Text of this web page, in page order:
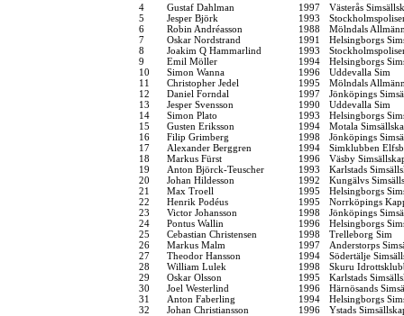
4
Gustaf Dahlman 1997
Västerås
5
Jesper Björk 1993
6
Robin Andréasson 1988
Mölndals
7
Oskar Nordstrand 1991
Helsingborgs
8
Joakim Q Hammarlind 1993
9
Emil Möller 1994
Helsingborgs
10
Simon Wanna 1996
Uddevalla Sim
11
Christopher Jedel 1995
Mölndals
12
Daniel Forndal 1997
Jönköpings
13
Jesper Svensson 1990
Uddevalla Sim
14
Simon Plato 1993
Helsingborgs
15
Gusten Eriksson 1994
Motala
16
Filip Grimberg 1998
Jönköpings
17
Alexander Berggren 1994
Simklubben
18
Markus Fürst 1996
Väsby
19
Anton Björck-Teuscher 1993
Karlstads
20
Johan Hildesson 1992
Kungälvs
21
Max Troell 1995
Helsingborgs
22
Henrik Podéus 1995
Norrköpings
23
Victor Johansson 1998
Jönköpings
24
Pontus Wallin 1996
Helsingborgs
25
Cebastian Christensen 1998
Trelleborg Sim
26
Markus Malm 1997
Anderstorps
27
Theodor Hansson 1994
Södertälje
28
William Lulek 1998
Skuru
29
Oskar Olsson 1995
Karlstads
30
Joel Westerlind 1996
Härnösands
31
Anton Faberling 1994
Helsingborgs
32
Johan Christiansson 1996 Ystads